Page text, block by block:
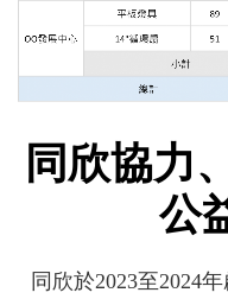
同欣協力
公
同欣於2023至2024